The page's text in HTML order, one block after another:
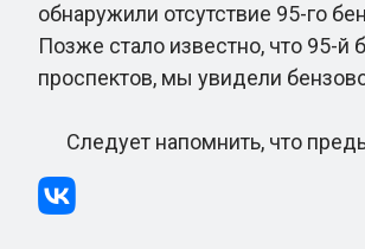
обнаружили отсутствие 95-го
Позже стало известно, что 95-й
проспектов, мы увидели
Следует напомнить, что